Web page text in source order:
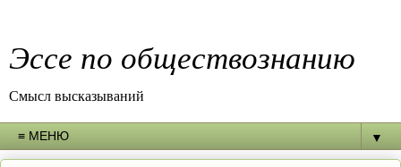
Эссе по обществознанию
Смысл высказываний
▼